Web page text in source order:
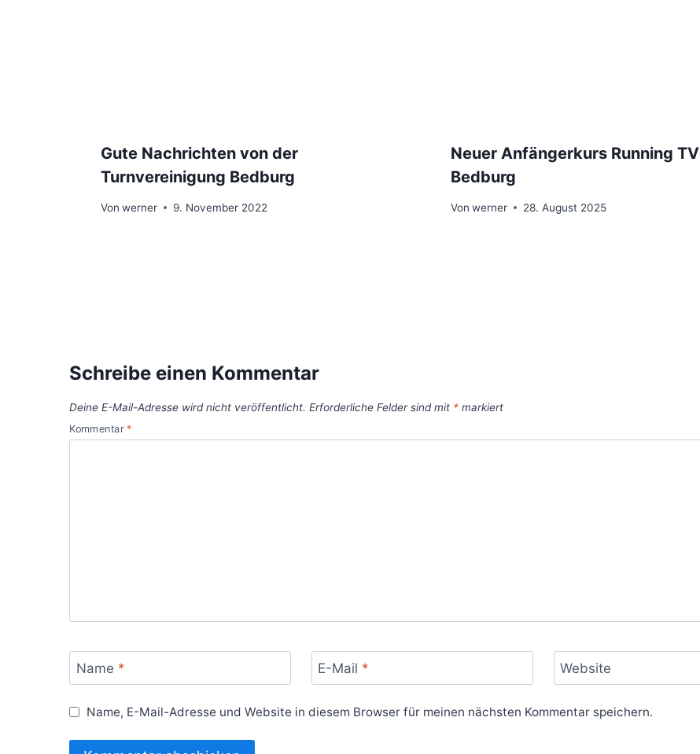
Gute Nachrichten von der
Turnvereinigung Bedburg
Von werner 9. November 2022
Neuer Anfängerkurs Running TV
Bedburg
Von werner 28. August 2025
Schreibe einen Kommentar
Deine E-Mail-Adresse wird nicht veröffentlicht. Erforderliche Felder sind mit * markiert
Kommentar *
Name * E-Mail * Website
Name, E-Mail-Adresse und Website in diesem Browser für meinen nächsten Kommentar speichern.